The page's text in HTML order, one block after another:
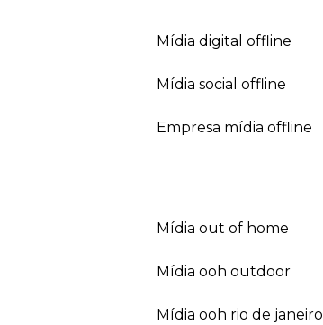
mídia digital offline
mídia social offline
empresa mídia offline
mídia out of home
mídia ooh outdoor
mídia ooh rio de janeiro